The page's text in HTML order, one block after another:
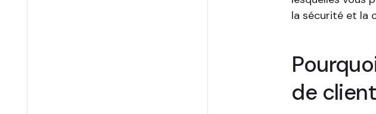
la sécurité et la
de